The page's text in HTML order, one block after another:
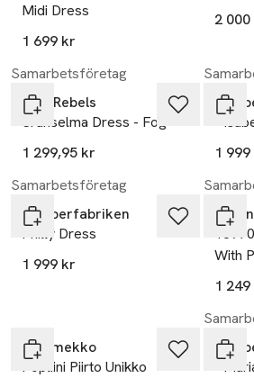
Midi Dress
1 699 kr
2
Samarbetsföretag
Soft Rebels
Sranselma Dress - Fog
1 299,95 kr
-
1
Samarbetsföretag
Jumperfabriken
Philly Dress
1 999 kr
18970p, Long
With
1
Marimekko
Popliini Piirto Unikko
-